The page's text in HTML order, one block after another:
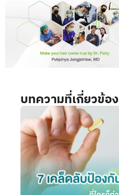
บทความที่เกี่ยวข้อง